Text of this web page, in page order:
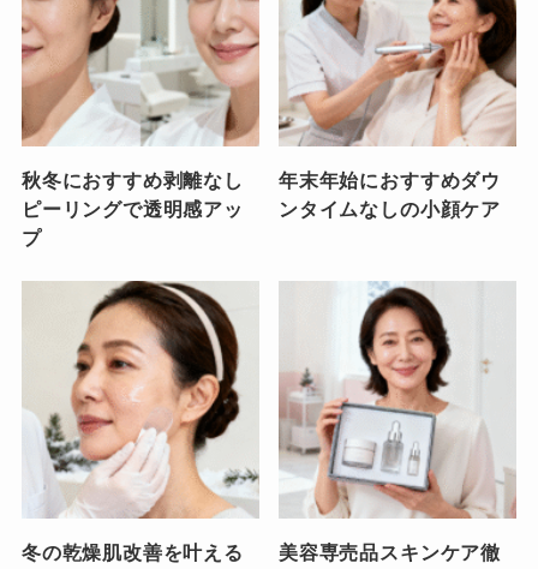
秋冬におすすめ剥離なし
ピーリングで透明感アッ
プ
年末年始におすすめダウ
ンタイムなしの小顔ケア
冬の乾燥肌改善を叶える
美容専売品スキンケア徹